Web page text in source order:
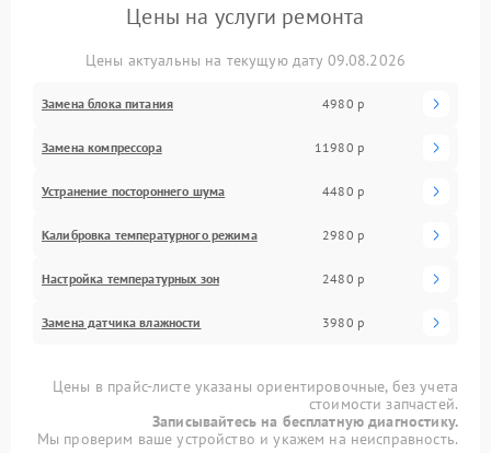
Цены на услуги ремонта
Цены актуальны на текущую дату 09.08.2026
Замена блока питания 4980 р
Замена компрессора 11980 р
Устранение постороннего шума 4480 р
Калибровка температурного режима 2980 р
Настройка температурных зон 2480 р
Замена датчика влажности 3980 р
Цены в прайс-листе указаны ориентировочные, без учета
стоимости запчастей.
Записывайтесь на бесплатную диагностику.
Мы проверим ваше устройство и укажем на неисправность.